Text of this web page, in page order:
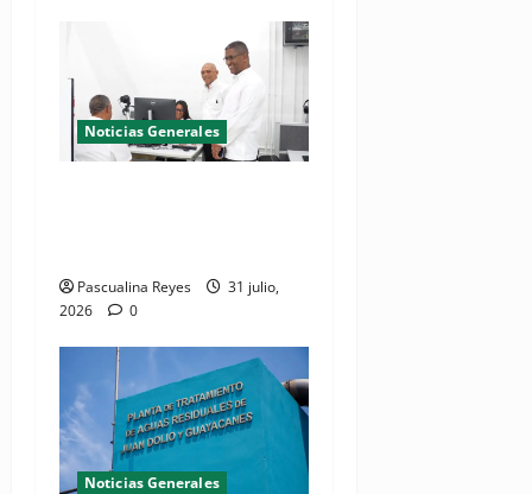
Noticias Generales
Pascualina Reyes
31 julio,
2026
0
Noticias Generales